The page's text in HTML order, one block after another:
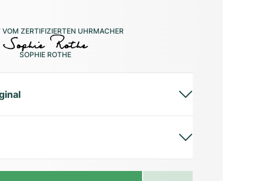
VOM ZERTIFIZIERTEN UHRMACHER
SOPHIE ROTHE